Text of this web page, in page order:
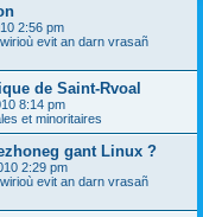
2:56 pm
evit an darn vrasañ
de Saint-Rvoal
8:14 pm
et minoritaires
gant Linux ?
2:29 pm
evit an darn vrasañ